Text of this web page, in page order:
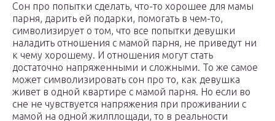
Сон про попытки сделать, что-то хорошее для мамы
парня, дарить ей подарки, помогать в чем-то,
символизирует о том, что все попытки девушки
наладить отношения с мамой парня, не приведут ни
к чему хорошему. И отношения могут стать
достаточно напряженными и сложными. То же самое
может символизировать сон про то, как девушка
живет в одной квартире с мамой парня. Но если во
сне не чувствуется напряжения при проживании с
мамой на одной жилплощади, то в реальности